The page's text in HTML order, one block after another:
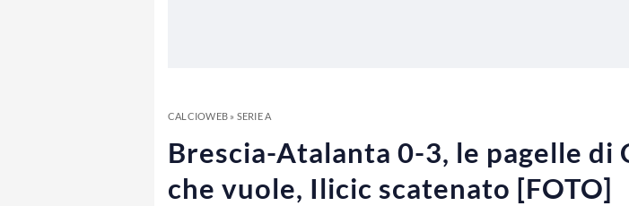
CALCIOWEB» SERIE A
Brescia-Atalanta 0-3, le pagelle di
che vuole, Ilicic scatenato [FOTO]